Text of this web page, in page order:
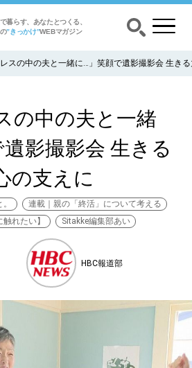
暮らす、あなたとつくる、
”きっかけ”WEBマガジン
レスの中の夫と一緒に…」笑顔で遺影撮影会 生き
の中の夫と一緒
影撮影会 生きる
の支えに
連載｜親の「終活」について考える
れたい】
Sitakke編集部あい
HBC報道部